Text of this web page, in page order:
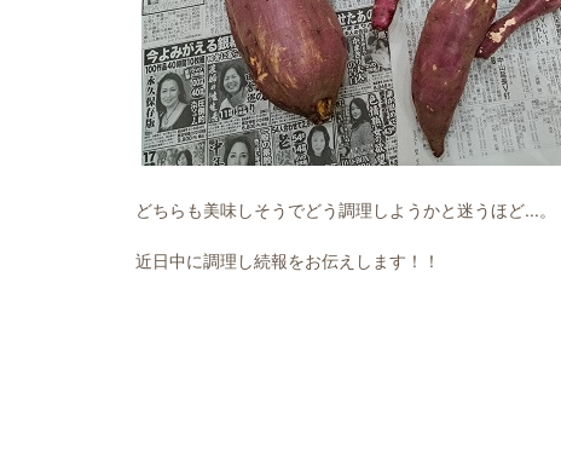
どちらも美味しそうでどう調理しようかと迷うほど...。
近日中に調理し続報をお伝えします！！